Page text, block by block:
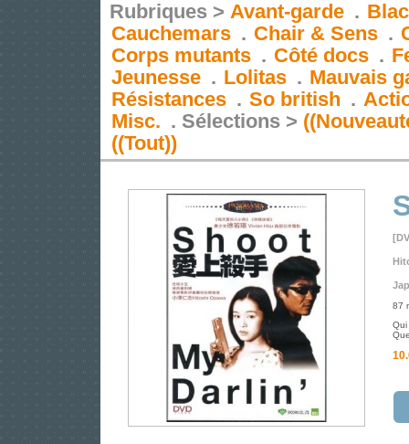
Rubriques > Avant-garde .
Cauchemars . Chair & Sens .
Corps mutants . Côté docs .
Jeunesse . Lolitas . Mauvais
Résistances . So british .
Misc. . Sélections >
((Tout))
87
Qui